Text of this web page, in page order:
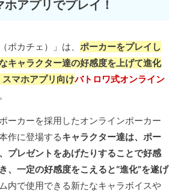
アプリでプレイ！
ポカチェ）」は、 ポーカーをプレイし
キャラクター達の好感度を上げて進化
マホアプリ向けバトロワ式オンライン
ーカーを採用したオンラインポーカー
作に登場するキャラクター達は、ポー
プレゼントをあげたりすることで好感
、一定の好感度をこえると“進化”を遂げ
内で使用できる新たなキャラボイスや